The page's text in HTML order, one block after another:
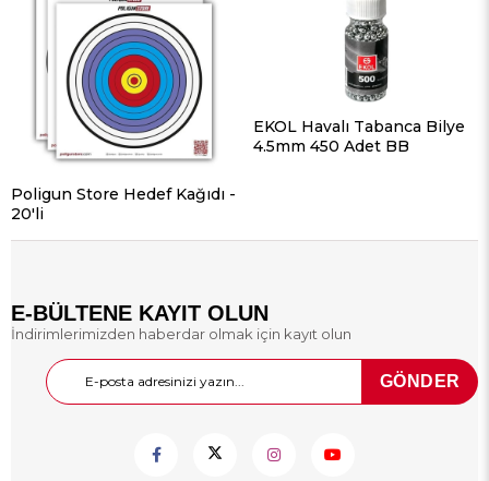
Poligun Store Hedef Kağıdı -
20'li
EKOL Havalı Tabanca Bilye
4.5mm 450 Adet BB
E-BÜLTENE KAYIT OLUN
İndirimlerimizden haberdar olmak için kayıt olun
GÖNDER